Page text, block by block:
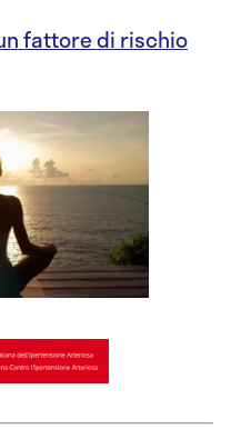
fattore di rischio